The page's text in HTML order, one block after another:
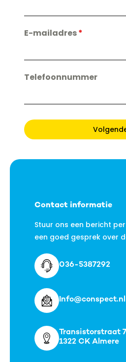
Contact informatie
Stuur ons een bericht
een goed gesprek over
036-5387292
Info@conspect.nl
Transistorstraat
1322 CK Almere
E-mailadres*
Telefoonnummer
name-hny-xogt9